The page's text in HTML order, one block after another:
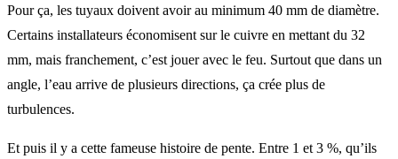
Pour ça, les tuyaux doivent avoir au minimum 40 mm de diamètre.
Certains installateurs économisent sur le cuivre en mettant du 32
mm, mais franchement, c’est jouer avec le feu. Surtout que dans un
angle, l’eau arrive de plusieurs directions, ça crée plus de
turbulences.
Et puis il y a cette fameuse histoire de pente. Entre 1 et 3 %, qu’ils